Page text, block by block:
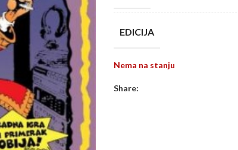
EDICIJA
Nema na stanju
Share: